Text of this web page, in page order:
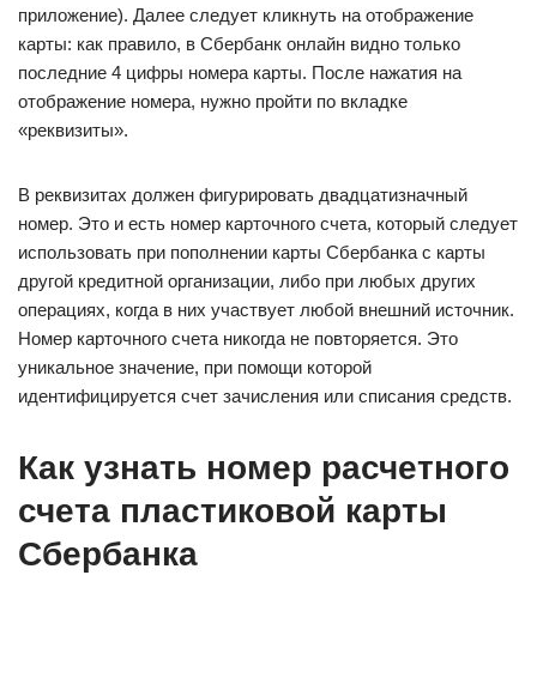
приложение). Далее следует кликнуть на отображение
карты: как правило, в Сбербанк онлайн видно только
последние 4 цифры номера карты. После нажатия на
отображение номера, нужно пройти по вкладке
«реквизиты».
В реквизитах должен фигурировать двадцатизначный
номер. Это и есть номер карточного счета, который следует
использовать при пополнении карты Сбербанка с карты
другой кредитной организации, либо при любых других
операциях, когда в них участвует любой внешний источник.
Номер карточного счета никогда не повторяется. Это
уникальное значение, при помощи которой
идентифицируется счет зачисления или списания средств.
Как узнать номер расчетного
счета пластиковой карты
Сбербанка